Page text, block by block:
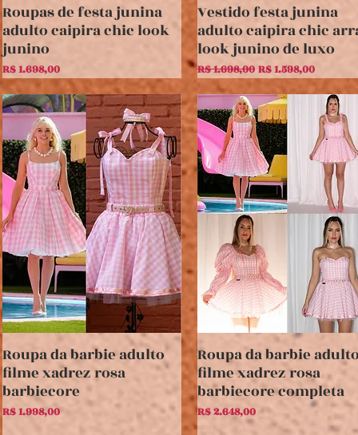
Visualização rápida
Roupas de festa junina
adulto caipira chic look
junino
Preço
R$ 1.698,00
Visualização rápida
Vestido festa junina
adulto caipira chic
look junino de luxo
Preço normal
R$ 1.698,00 Preço promocional
R$ 1.598,00
Visualização rápida
Roupa da barbie adulto
filme xadrez rosa
barbiecore
Preço
R$ 1.998,00
Visualização rápida
Roupa da barbie
filme xadrez rosa
barbiecore completa
Preço
R$ 2.648,00